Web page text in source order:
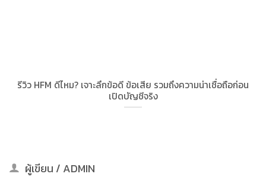
รีวิว HFM ดีไหม? เจาะลึกข้อดี ข้อเสีย รวมถึงความน่าเชื่อถือก่อน
เปิดบัญชีจริง
ผู้เขียน / ADMIN